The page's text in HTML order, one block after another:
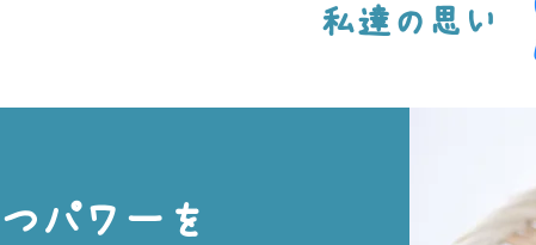
私達の思い
パワーを